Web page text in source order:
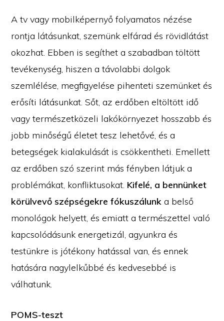
A tv vagy mobilképernyő folyamatos nézése
rontja látásunkat, szemünk elfárad és rövidlátást
okozhat. Ebben is segíthet a szabadban töltött
tevékenység, hiszen a távolabbi dolgok
szemlélése, megfigyelése pihenteti szemünket és
erősíti látásunkat. Sőt, az erdőben eltöltött idő
vagy természetközeli lakókörnyezet hosszabb és
jobb minőségű életet tesz lehetővé, és a
betegségek kialakulását is csökkentheti. Emellett
az erdőben szó szerint más fényben látjuk a
problémákat, konfliktusokat. Kifelé, a bennünket
körülvevő szépségekre fókuszálunk a belső
monológok helyett, és emiatt a természettel való
kapcsolódásunk energetizál, agyunkra és
testünkre is jótékony hatással van, és ennek
hatására nagylelkűbbé és kedvesebbé is
válhatunk.
POMS-teszt